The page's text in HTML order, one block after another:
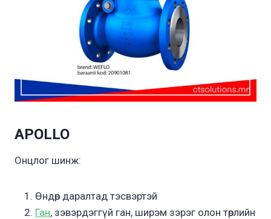
APOLLO
Онцлог шинж:
Өндөр даралтад тэсвэртэй
Ган, зэвэрдэггүй ган, ширэм зэрэг олон төрлийн